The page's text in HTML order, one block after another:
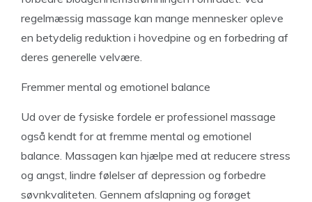
regelmæssig massage kan mange mennesker opleve
en betydelig reduktion i hovedpine og en forbedring af
deres generelle velvære.
Fremmer mental og emotionel balance
Ud over de fysiske fordele er professionel massage
også kendt for at fremme mental og emotionel
balance. Massagen kan hjælpe med at reducere stress
og angst, lindre følelser af depression og forbedre
søvnkvaliteten. Gennem afslapning og forøget